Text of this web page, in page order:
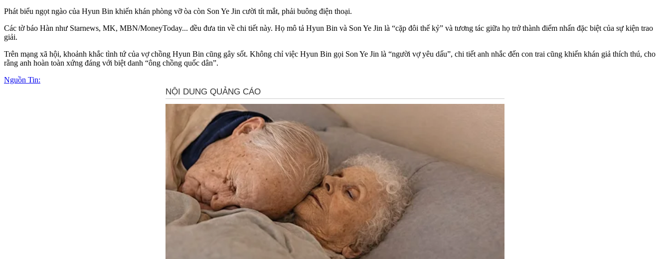
Phát biểu ngọt ngào của Hyun Bin khiến khán phòng vỡ òa còn Son Ye Jin cười tít mắt, phải buông điện thoại.
Các tờ báo Hàn như Starnews, MK, MBN/MoneyToday... đều đưa tin về chi tiết này. Họ mô tả Hyun Bin và Son Ye Jin là “cặp đôi thế kỷ” và tương tác giữa họ trở thành điểm nhấn đặc biệt của sự kiện trao
giải.
Trên mạng xã hội, khoảnh khắc tình tứ của vợ chồng Hyun Bin cũng gây sốt. Không chỉ việc Hyun Bin gọi Son Ye Jin là “người vợ yêu dấu”, chi tiết anh nhắc đến con trai cũng khiến khán giả thích thú, cho
rằng anh hoàn toàn xứng đáng với biệt danh “ông chồng quốc dân”.
Nguồn Tin: